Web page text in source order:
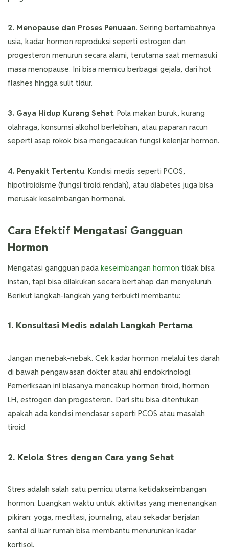
2. Menopause dan Proses Penuaan. Seiring bertambahnya
usia, kadar hormon reproduksi seperti estrogen dan
progesteron menurun secara alami, terutama saat memasuki
masa menopause. Ini bisa memicu berbagai gejala, dari hot
flashes hingga sulit tidur.
3. Gaya Hidup Kurang Sehat. Pola makan buruk, kurang
olahraga, konsumsi alkohol berlebihan, atau paparan racun
seperti asap rokok bisa mengacaukan fungsi kelenjar hormon.
4. Penyakit Tertentu. Kondisi medis seperti PCOS,
hipotiroidisme (fungsi tiroid rendah), atau diabetes juga bisa
merusak keseimbangan hormonal.
Cara Efektif Mengatasi Gangguan
Hormon
Mengatasi gangguan pada keseimbangan hormon tidak bisa
instan, tapi bisa dilakukan secara bertahap dan menyeluruh.
Berikut langkah-langkah yang terbukti membantu:
1. Konsultasi Medis adalah Langkah Pertama
Jangan menebak-nebak. Cek kadar hormon melalui tes darah
di bawah pengawasan dokter atau ahli endokrinologi.
Pemeriksaan ini biasanya mencakup hormon tiroid, hormon
LH, estrogen dan progesteron.. Dari situ bisa ditentukan
apakah ada kondisi mendasar seperti PCOS atau masalah
tiroid.
2. Kelola Stres dengan Cara yang Sehat
Stres adalah salah satu pemicu utama ketidakseimbangan
hormon. Luangkan waktu untuk aktivitas yang menenangkan
pikiran: yoga, meditasi, journaling, atau sekadar berjalan
santai di luar rumah bisa membantu menurunkan kadar
kortisol.